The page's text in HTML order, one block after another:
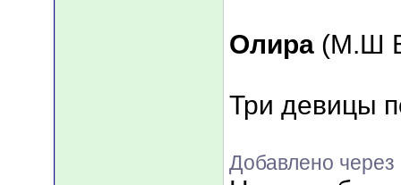
Олира (М.Ш
Три девицы
Добавлено